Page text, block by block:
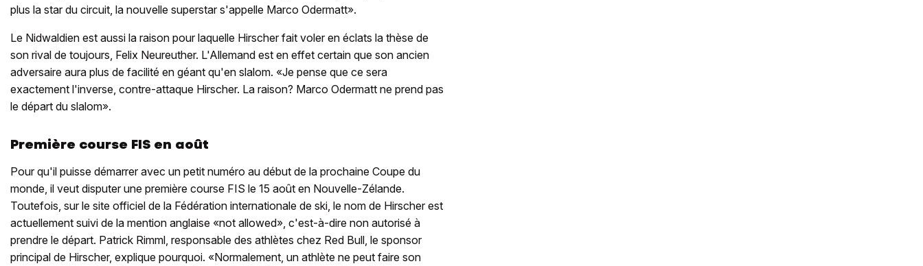
plus la star du circuit, la nouvelle superstar s'appelle Marco Odermatt».
Le Nidwaldien est aussi la raison pour laquelle Hirscher fait voler en éclats la thèse de
son rival de toujours, Felix Neureuther. L'Allemand est en effet certain que son ancien
adversaire aura plus de facilité en géant qu'en slalom. «Je pense que ce sera
exactement l'inverse, contre-attaque Hirscher. La raison? Marco Odermatt ne prend pas
le départ du slalom».
Première course FIS en août
Pour qu'il puisse démarrer avec un petit numéro au début de la prochaine Coupe du
monde, il veut disputer une première course FIS le 15 août en Nouvelle-Zélande.
Toutefois, sur le site officiel de la Fédération internationale de ski, le nom de Hirscher est
actuellement suivi de la mention anglaise «not allowed», c'est-à-dire non autorisé à
prendre le départ. Patrick Rimml, responsable des athlètes chez Red Bull, le sponsor
principal de Hirscher, explique pourquoi. «Normalement, un athlète ne peut faire son